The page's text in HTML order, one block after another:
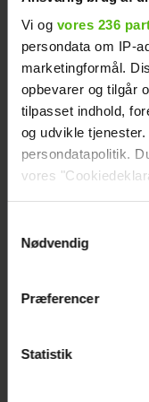
Vi og vores 236
persondata om IP-
marketingformål.
opbevarer og tilgår
tilpasset indhold,
og udvikle
persondatapolitik.
vores
Vi anvender egne
generere statistik
Nødvendig
Præferencer
Statistik
Martinusen og
Daniel Lazrak
datet i skjul